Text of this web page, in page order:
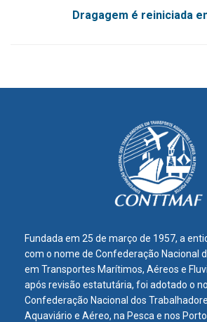
Dragagem é reiniciada
Fundada em 25 de março de 1957, a
com o nome de Confederação Nacional
em Transportes Marítimos, Aéreos e
após revisão estatutária, foi adotado o
Confederação Nacional dos
Aquaviário e Aéreo, na Pesca e nos